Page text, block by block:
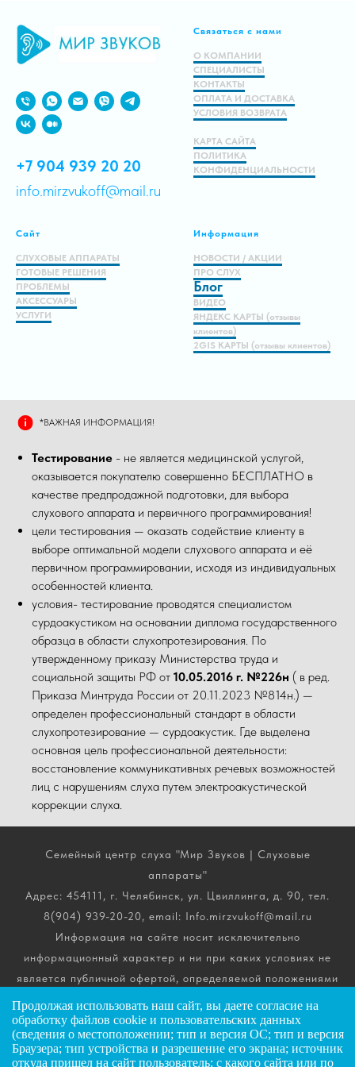
В корзину
Продолжая использовать наш сайт, вы даете согласие на
обработку файлов cookie и пользовательских данных
(сведения о местоположении; тип и версия ОС; тип и версия
Браузера; тип устройства и разрешение его экрана; источник
откуда пришел на сайт пользователь; с какого сайта или по
+7 904 939 20 20
info.mirzvukoff@mail.ru
Связаться с нами
О КОМПАНИИ
СПЕЦИАЛИСТЫ
КОНТАКТЫ
ОПЛАТА И ДОСТАВКА
УСЛОВИЯ ВОЗВРАТА
КАРТА САЙТА
ПОЛИТИКА
КОНФИДЕНЦИАЛЬНОСТИ
Сайт
СЛУХОВЫЕ АППАРАТЫ
ГОТОВЫЕ РЕШЕНИЯ
ПРОБЛЕМЫ
АКСЕССУАРЫ
УСЛУГИ
Информация
НОВОСТИ / АКЦИИ
ПРО СЛУХ
Блог
ВИДЕО
ЯНДЕКС КАРТЫ (отзывы
клиентов)
2GIS КАРТЫ (отзывы клиентов)
*ВАЖНАЯ ИНФОРМАЦИЯ!
Тестирование - не является медицинской услугой,
оказывается покупателю совершенно БЕСПЛАТНО в
качестве предпродажной подготовки, для выбора
слухового аппарата и первичного программирования!
цели тестирования — оказать содействие клиенту в
выборе оптимальной модели слухового аппарата и её
первичном программировании, исходя из индивидуальных
особенностей клиента.
условия- тестирование проводятся специалистом
сурдоакустиком на основании диплома государственного
образца в области слухопротезирования. По
утвержденному приказу Министерства труда и
социальной защиты РФ от 10.05.2016 г. №226н ( в ред.
Приказа Минтруда России от 20.11.2023 №814н.) —
определен профессиональный стандарт в области
слухопротезирование — сурдоакустик. Где выделена
основная цель профессиональной деятельности:
восстановление коммуникативных речевых возможностей
лиц с нарушениям слуха путем электроакустической
коррекции слуха.
Семейный центр слуха "Мир Звуков | Слуховые
аппараты"
Адрес: 454111, г. Челябинск, ул. Цвиллинга, д. 90, тел.
8(904) 939-20-20, email: Info.mirzvukoff@mail.ru
Информация на сайте носит исключительно
информационный характер и ни при каких условиях не
является публичной офертой, определяемой положениями
ч. 2 ст. 437 Гражданского кодекса РФ. Получить
подробную информацию о стоимости, комплектации и
сроках выполнения услуг вы можете по телефону горячей
линии.